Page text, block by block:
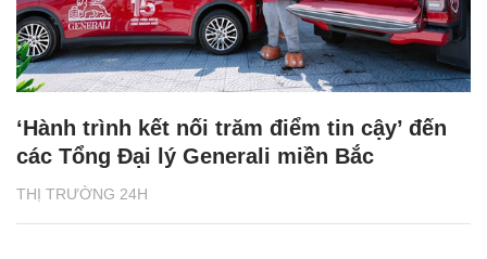
THỊ TRƯỜNG 24H
‘Hành trình kết nối trăm điểm tin cậy’ đến
các Tổng Đại lý Generali miền Bắc